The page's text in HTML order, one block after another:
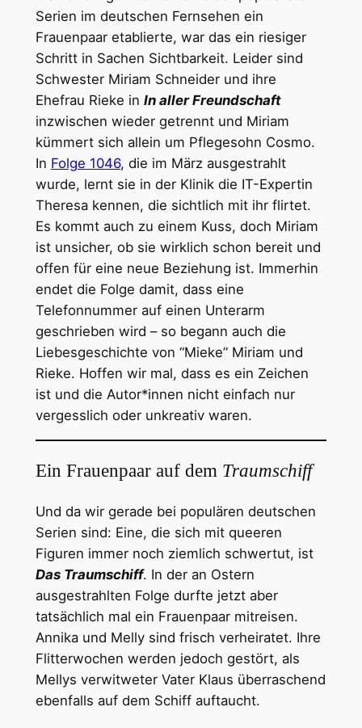
Serien im deutschen Fernsehen ein
Frauenpaar etablierte, war das ein riesiger
Schritt in Sachen Sichtbarkeit. Leider sind
Schwester Miriam Schneider und ihre
Ehefrau Rieke in In aller Freundschaft
inzwischen wieder getrennt und Miriam
kümmert sich allein um Pflegesohn Cosmo.
In Folge 1046, die im März ausgestrahlt
wurde, lernt sie in der Klinik die IT-Expertin
Theresa kennen, die sichtlich mit ihr flirtet.
Es kommt auch zu einem Kuss, doch Miriam
ist unsicher, ob sie wirklich schon bereit und
offen für eine neue Beziehung ist. Immerhin
endet die Folge damit, dass eine
Telefonnummer auf einen Unterarm
geschrieben wird – so begann auch die
Liebesgeschichte von “Mieke” Miriam und
Rieke. Hoffen wir mal, dass es ein Zeichen
ist und die Autor*innen nicht einfach nur
vergesslich oder unkreativ waren.
Ein Frauenpaar auf dem Traumschiff
Und da wir gerade bei populären deutschen
Serien sind: Eine, die sich mit queeren
Figuren immer noch ziemlich schwertut, ist
Das Traumschiff. In der an Ostern
ausgestrahlten Folge durfte jetzt aber
tatsächlich mal ein Frauenpaar mitreisen.
Annika und Melly sind frisch verheiratet. Ihre
Flitterwochen werden jedoch gestört, als
Mellys verwitweter Vater Klaus überraschend
ebenfalls auf dem Schiff auftaucht.